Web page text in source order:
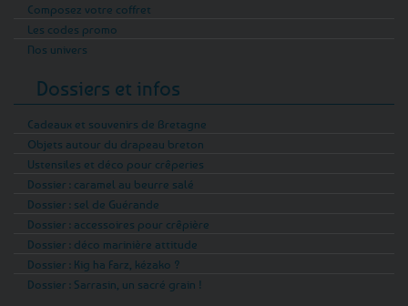
Composez votre coffret
Les codes promo
Nos univers
Dossiers et infos
Cadeaux et souvenirs de Bretagne
Objets autour du drapeau breton
Ustensiles et déco pour crêperies
Dossier : caramel au beurre salé
Dossier : sel de Guérande
Dossier : accessoires pour crêpière
Dossier : déco marinière attitude
Dossier : Kig ha Farz, kézako ?
Dossier : Sarrasin, un sacré grain !